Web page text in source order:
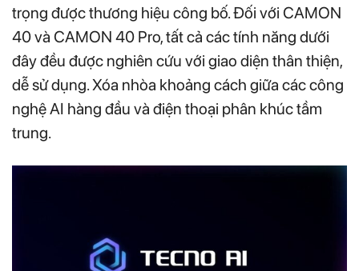
trọng được thương hiệu công bố. Đối với CAMON
40 và CAMON 40 Pro, tất cả các tính năng dưới
đây đều được nghiên cứu với giao diện thân thiện,
dễ sử dụng. Xóa nhòa khoảng cách giữa các công
nghệ AI hàng đầu và điện thoại phân khúc tầm
trung.